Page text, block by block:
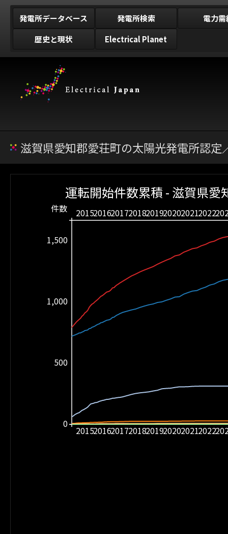
発電所データベース 発電所検索
電力需
歴史と現状
Electrical Planet
滋賀県愛知郡愛荘町の太陽光発電所認
20152016201720182019202020212022
20152016201720182019202020212022
0
500
1,000
1,500
件数
運転開始件数累積 - 滋賀県愛